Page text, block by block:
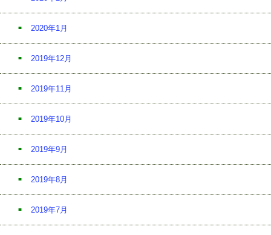
2020年1月
2019年12月
2019年11月
2019年10月
2019年9月
2019年8月
2019年7月